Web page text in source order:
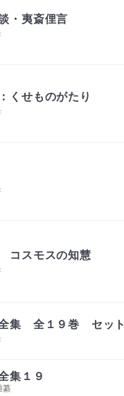
・夷斎俚言
くせものがたり
コスモスの知慧
集 全１９巻 セット
集１９
纂